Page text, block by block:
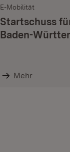
E-Mobilität
Startschuss
Baden-
Mehr